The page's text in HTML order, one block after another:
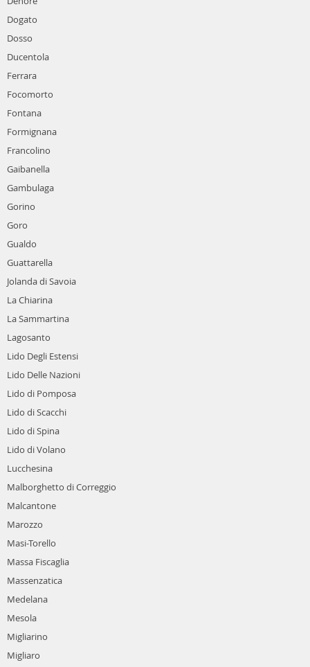
Dogato
Dosso
Ducentola
Ferrara
Focomorto
Fontana
Formignana
Francolino
Gaibanella
Gambulaga
Gorino
Goro
Gualdo
Guattarella
Jolanda di Savoia
La Chiarina
La Sammartina
Lagosanto
Lido Degli Estensi
Lido Delle Nazioni
Lido di Pomposa
Lido di Scacchi
Lido di Spina
Lido di Volano
Lucchesina
Malborghetto di Correggio
Malcantone
Marozzo
Masi-Torello
Massa Fiscaglia
Massenzatica
Medelana
Mesola
Migliarino
Migliaro